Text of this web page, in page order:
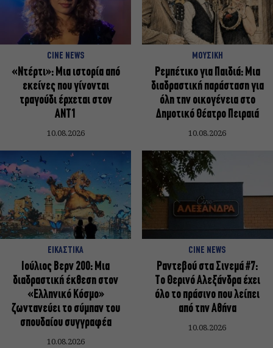
CINE NEWS
«Ντέρτι»: Μια ιστορία από
εκείνες που γίνονται
τραγούδι έρχεται στον
ΑΝΤ1
10.08.2026
ΜΟΥΣΙΚΗ
Ρεμπέτικο για Παιδιά: Μια
διαδραστική παράσταση για
όλη την οικογένεια στο
Δημοτικό Θέατρο Πειραιά
10.08.2026
ΕΙΚΑΣΤΙΚΑ
Ιούλιος Βερν 200: Μια
διαδραστική έκθεση στον
«Ελληνικό Κόσμο»
ζωντανεύει το σύμπαν του
σπουδαίου συγγραφέα
10.08.2026
CINE NEWS
Ραντεβού στα Σινεμά #7:
Το Θερινό Αλεξάνδρα έχει
όλο το πράσινο που λείπει
από την Αθήνα
10.08.2026